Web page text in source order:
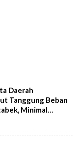
Daerah
Tanggung Beban
Minimal